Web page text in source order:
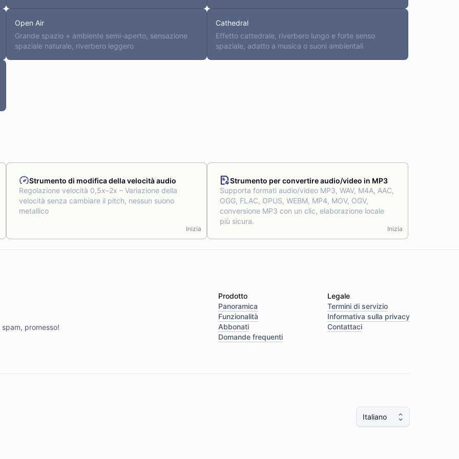
Open Air
Grande spazio + ambiente semi-aperto, sensazione
spaziale naturale, riverbero leggero
Cathedral
Effetto cattedrale, riverbero lungo e forte senso
spaziale, adatto a musica o suoni ambientali
Strumento di modifica della velocità audio
Regolazione velocità 0,5x–2x – Variazione della
velocità senza cambiare il pitch, nessun suono
metallico
Inizia
Strumento per convertire audio/video in MP3
Supporta formati audio/video MP3, WAV, M4A, AAC,
OGG, FLAC, OPUS, WEBM, MP4, MOV, OGV,
conversione MP3 con un clic, elaborazione locale
più sicura.
Inizia
promesso!
Prodotto
Panoramica
Funzionalità
Abbonati
Domande frequenti
Legale
Termini di servizio
Informativa sulla privacy
Contattaci
Italiano